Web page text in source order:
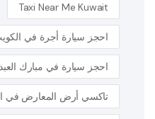
Taxi Near Me Kuwait
احجز سيارة أجرة في
احجز سيارة في مبارك
تاكسي أرض المعارض في